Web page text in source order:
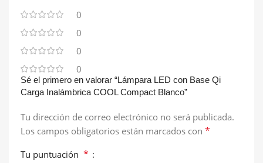
0
0
0
0
Sé el primero en valorar “Lámpara LED con Base Qi
Carga Inalámbrica COOL Compact Blanco”
Tu dirección de correo electrónico no será publicada.
Los campos obligatorios están marcados con *
Tu puntuación *